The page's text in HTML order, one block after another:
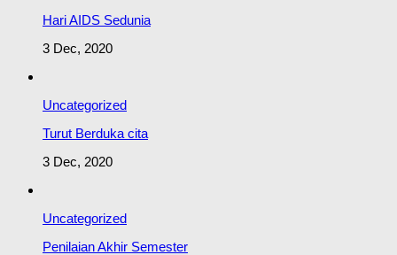
Hari AIDS Sedunia
3 Dec, 2020
Uncategorized
Turut Berduka cita
3 Dec, 2020
Uncategorized
Penilaian Akhir Semester